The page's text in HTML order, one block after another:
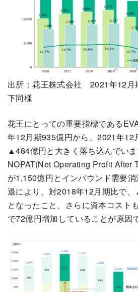
出所：花王株式会社 2021年12
下同様
花王にとっての重要指標である
年12月期935億円から、2021年12
▲484億円と大きく落ち込んでい
NOPAT(Net Operating Profit After
が1,150億円とインバウンド需要
退により、対2018年12月期比で
となったこと、さらに資本コスト
で72億円増加していることが原因